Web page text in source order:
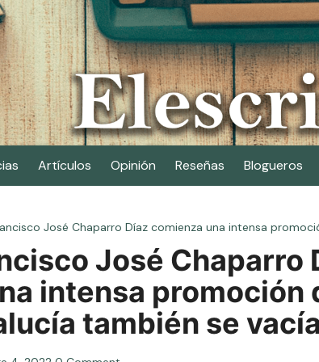
Artículos Opinión Reseñas Blogueros
José Chaparro Díaz comienza una intensa
José Chaparro
intensa promoción
también se